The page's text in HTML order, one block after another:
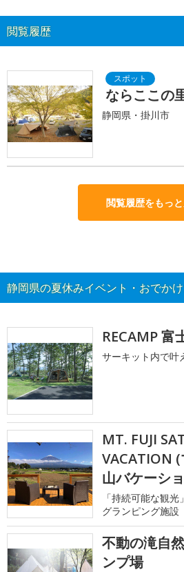
閲覧履歴
ならここの
静岡県・掛川市
閲覧履歴をもっ
静岡県の夏休みイベント・おでか
RECAMP 富
サーキット内で叶
MT. FUJI
VACATION
山バケーシ
「持続可能な観
グランピング施設
不動の滝自
ンプ場